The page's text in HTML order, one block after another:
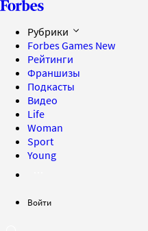
Рубрики
Forbes Games New
Рейтинги
Франшизы
Подкасты
Видео
Life
Woman
Sport
Young
Войти